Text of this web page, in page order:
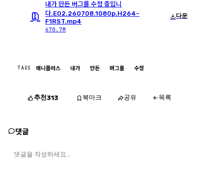
내가 만든 버그를 수정 중입니
다.E02.260708.1080p.H264-
F1RST.mp4
670.7M
다운
TAGS 애니플러스 내가 만든 버그를 수정
추천313 북마크 공유 목록
댓글